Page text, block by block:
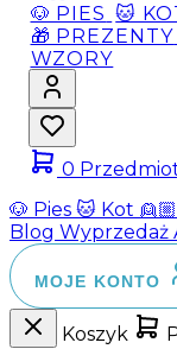
🐶 PIES 🐱
🎁 PREZENTY
WZORY
0
🐶 Pies 🐱 Kot
Blog Wyprzedaż
MOJE KONTO
Koszyk